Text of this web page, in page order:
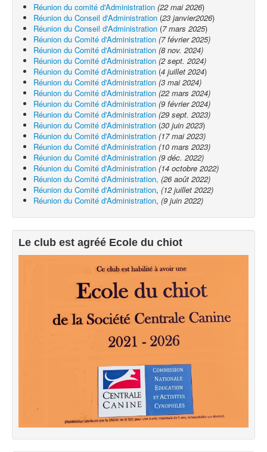
Agility
Evènements
Exercices à la maison
Liens
Réunion du comité d'Administration (22 mai 2026)
Réunion du Conseil d'Administration (23 janvier2026)
Réunion du Conseil d'Administration (7 mars 2025)
Réunion du Comité d'Administration (7 février 2025)
Réunion du Comité d'Administration (8 nov. 2024)
Réunion du Comité d'Administration (2 sept. 2024)
Réunion du Comité d'Administration (4 juillet 2024)
Réunion du Comité d'Administration (3 mai 2024)
Réunion du Comité d'Administration (22 mars 2024)
Réunion du Comité d'Administration (9 février 2024)
Réunion du Comité d'Administration (29 sept. 2023)
Réunion du Comité d'Administration (30 juin 2023)
Réunion du Comité d'Administration (17 mai 2023)
Réunion du Comité d'Administration (10 mars 2023)
Réunion du Comité d'Administration (9 déc. 2022)
Réunion du Comité d'Administration (14 octobre 2022)
Réunion du Comité d'Administration, (26 août 2022)
Réunion du Comité d'Administration, (12 juillet 2022)
Réunion du Comité d'Administration, (9 juin 2022)
Le club est agréé Ecole du chiot